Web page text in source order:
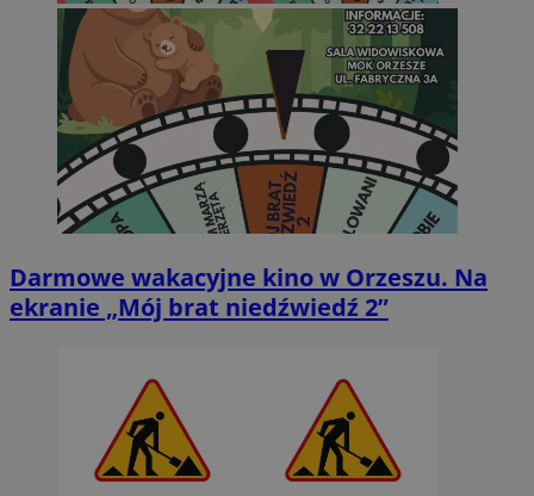
Darmowe wakacyjne kino w Orzeszu. Na
ekranie „Mój brat niedźwiedź 2”